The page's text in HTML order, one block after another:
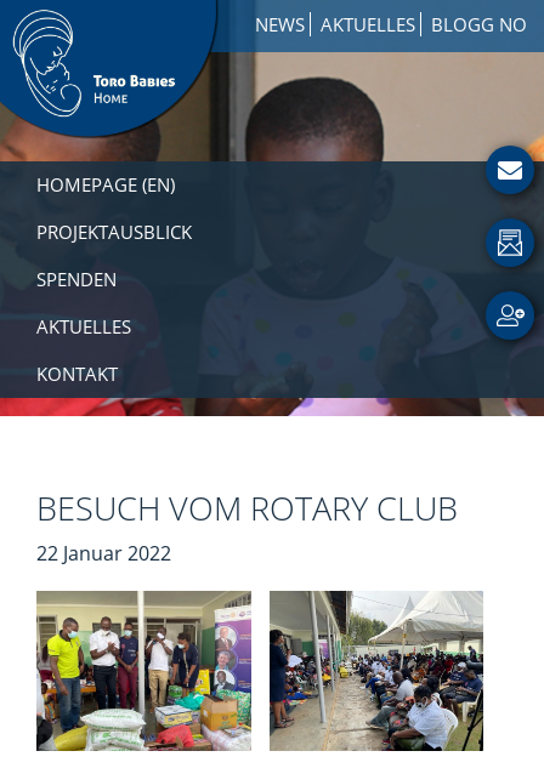
Zur
Hauptnavigation
springen
Skip
to
main
content
Zur
Fußzeile
springen
NEWS AKTUELLES BLOGG NO
Toro
Babies
Home
How
Involved
HOMEPAGE (EN)
PROJEKTAUSBLICK
SPENDEN
AKTUELLES
KONTAKT
BESUCH VOM ROTARY CLUB
22 Januar 2022